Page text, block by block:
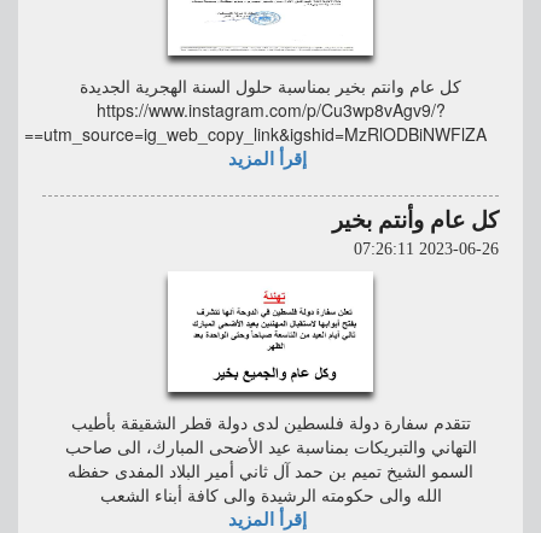
كل عام وانتم بخير بمناسبة حلول السنة الهجرية الجديدة
https://www.instagram.com/p/Cu3wp8vAgv9/?
utm_source=ig_web_copy_link&igshid=MzRlODBiNWFlZA==
إقرأ المزيد
كل عام وأنتم بخير
2023-06-26 07:26:11
تتقدم سفارة دولة فلسطين لدى دولة قطر الشقيقة بأطيب
التهاني والتبريكات بمناسبة عيد الأضحى المبارك، الى صاحب
السمو الشيخ تميم بن حمد آل ثاني أمير البلاد المفدى حفظه
الله والى حكومته الرشيدة والى كافة أبناء الشعب
إقرأ المزيد